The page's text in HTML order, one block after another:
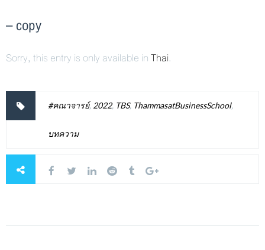
– copy
Sorry, this entry is only available inThai.
#คณาจารย์, 2022, TBS, ThammasatBusinessSchool,
บทความ